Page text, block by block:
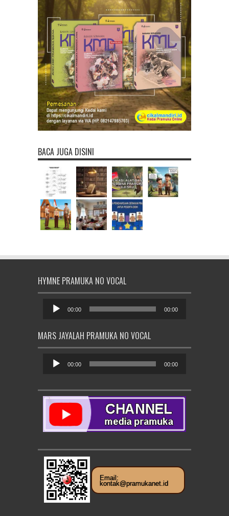
BACA JUGA DISINI
HYMNE PRAMUKA NO VOCAL
Audio
00:00 00:00
MARS JAYALAH PRAMUKA NO VOCAL
Audio
00:00 00:00
Email:
kontak@pramukanet.id